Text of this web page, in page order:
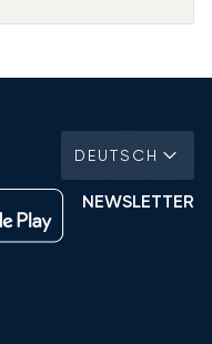
DEUTSCH
NEWSLETTER